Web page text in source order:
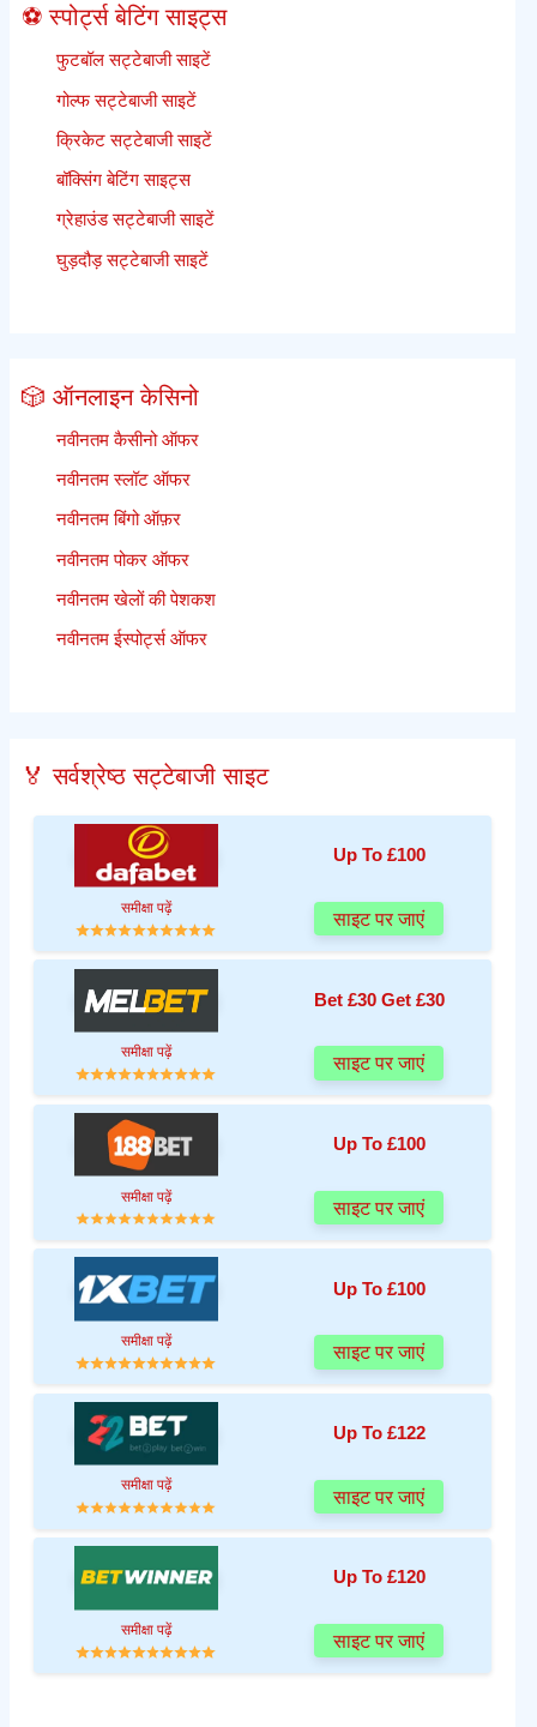
⚽ स्पोर्ट्स बेटिंग साइट्स
फुटबॉल सट्टेबाजी साइटें
गोल्फ सट्टेबाजी साइटें
क्रिकेट सट्टेबाजी साइटें
बॉक्सिंग बेटिंग साइट्स
ग्रेहाउंड सट्टेबाजी साइटें
घुड़दौड़ सट्टेबाजी साइटें
🎲 ऑनलाइन केसिनो
नवीनतम कैसीनो ऑफर
नवीनतम स्लॉट ऑफर
नवीनतम बिंगो ऑफ़र
नवीनतम पोकर ऑफर
नवीनतम खेलों की पेशकश
नवीनतम ईस्पोर्ट्स ऑफर
🏅 सर्वश्रेष्ठ सट्टेबाजी साइट
Up To £100
समीक्षा पढ़ें
साइट पर जाएं
Bet £30 Get £30
समीक्षा पढ़ें
साइट पर जाएं
Up To £100
समीक्षा पढ़ें
साइट पर जाएं
Up To £100
समीक्षा पढ़ें
साइट पर जाएं
Up To £122
समीक्षा पढ़ें
साइट पर जाएं
Up To £120
समीक्षा पढ़ें
साइट पर जाएं